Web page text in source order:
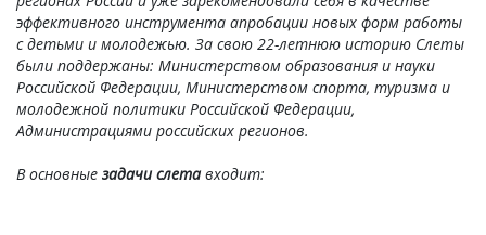
эффективного инструмента апробации новых форм работы
с детьми и молодежью. За свою 22-летнюю историю Слеты
были поддержаны: Министерством образования и науки
Российской Федерации, Министерством спорта, туризма и
молодежной политики Российской Федерации,
Администрациями российских регионов.
В основные задачи слетавходит: